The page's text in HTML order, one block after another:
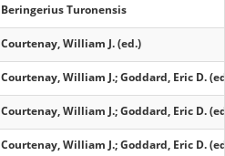
Beringerius Turonensis
Courtenay, William J. (ed.)
Courtenay, William J.; Goddard, Eric D.
Courtenay, William J.; Goddard, Eric D.
Courtenay, William J.; Goddard, Eric D.